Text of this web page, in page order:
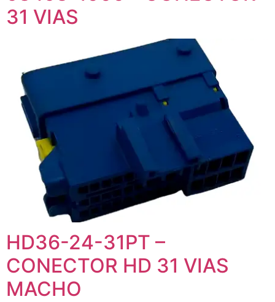
31 VIAS
HD36-24-31PT –
CONECTOR HD 31 VIAS
MACHO